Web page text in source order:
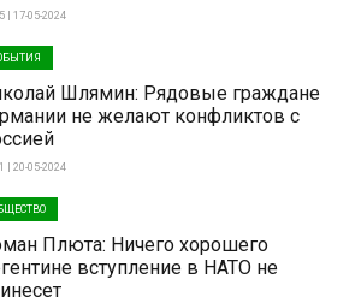
| 17-05-2024
Шлямин: Рядовые граждане
не желают конфликтов с
| 20-05-2024
Плюта: Ничего хорошего
вступление в НАТО не